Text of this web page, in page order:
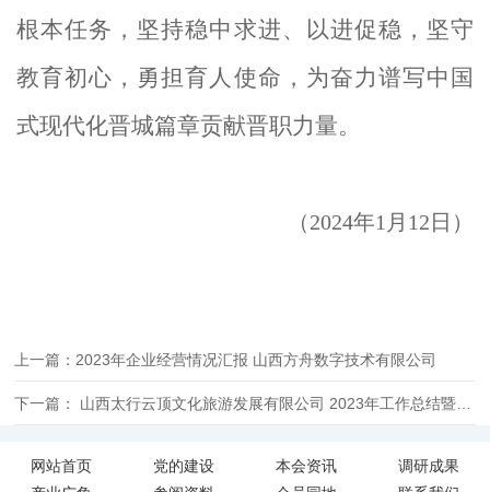
根本任务， 坚持稳中求进、以进促稳 ， 坚守
教育初心，勇担育人使命，为奋力谱写中国
式现代化晋城篇章贡献晋职力量。
（2024年1月12日）
上一篇：2023年企业经营情况汇报 山西方舟数字技术有限公司
下一篇： ​山西太行云顶文化旅游发展有限公司 2023年工作总结暨2024年工作计划
网站首页 党的建设 本会资讯
调研成果